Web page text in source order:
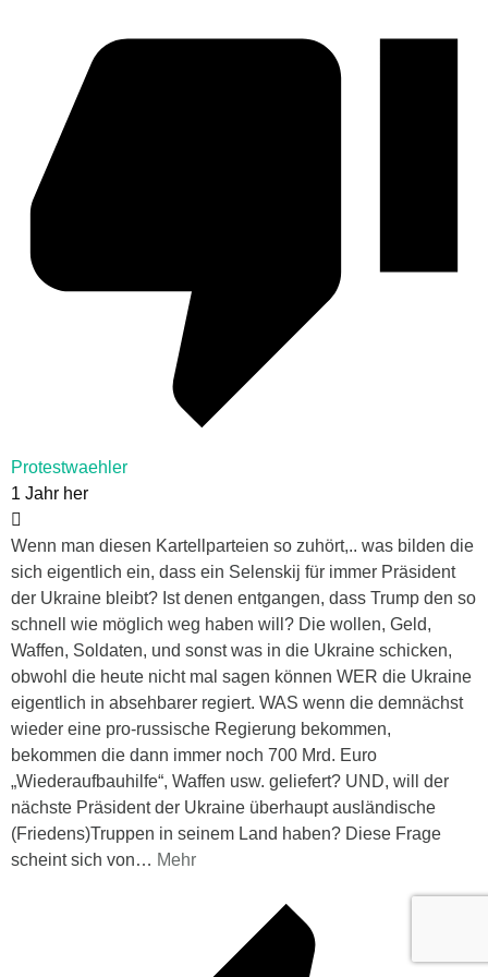
Protestwaehler
1 Jahr her
Wenn man diesen Kartellparteien so zuhört,.. was bilden die
sich eigentlich ein, dass ein Selenskij für immer Präsident
der Ukraine bleibt? Ist denen entgangen, dass Trump den so
schnell wie möglich weg haben will? Die wollen, Geld,
Waffen, Soldaten, und sonst was in die Ukraine schicken,
obwohl die heute nicht mal sagen können WER die Ukraine
eigentlich in absehbarer regiert. WAS wenn die demnächst
wieder eine pro-russische Regierung bekommen,
bekommen die dann immer noch 700 Mrd. Euro
„Wiederaufbauhilfe“, Waffen usw. geliefert? UND, will der
nächste Präsident der Ukraine überhaupt ausländische
(Friedens)Truppen in seinem Land haben? Diese Frage
scheint sich von… Mehr